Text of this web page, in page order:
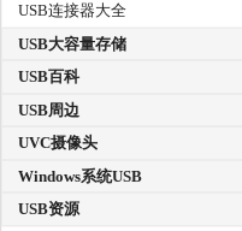
USB连接器大全
USB大容量存储
USB百科
USB周边
UVC摄像头
Windows系统USB
USB资源